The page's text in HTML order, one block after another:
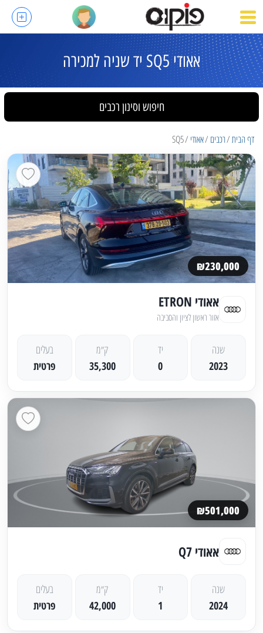
אאודי SQ5 יד שניה למכירה
חיפוש וסינון רכבים
דף הבית רכבים אאודי SQ5
₪230,000
אאודי ETRON
אזור ראשון לציון והסביבה
שנה
2023
יד
0
ק״מ
35,300
בעלים
פרטית
₪501,000
אאודי Q7
שנה
2024
יד
1
ק״מ
42,000
בעלים
פרטית